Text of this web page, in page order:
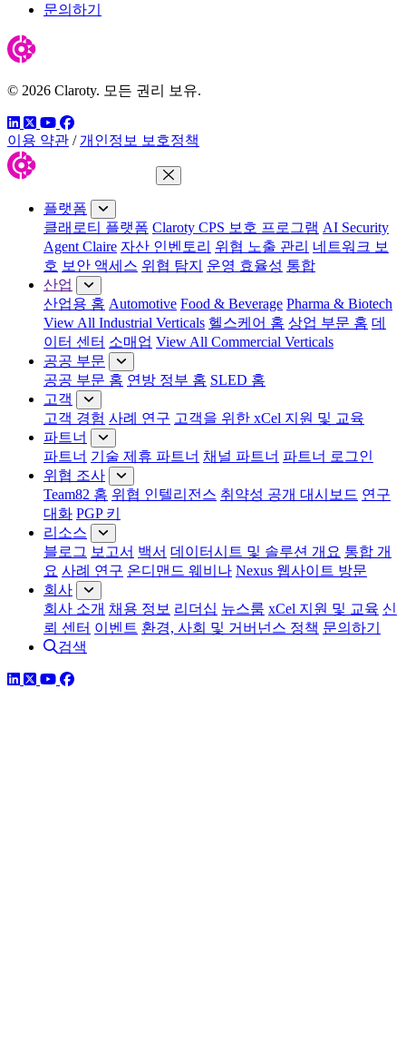
문의하기
© 2026 Claroty. 모든 권리 보유.
링크드인
트위터유튜브
페이스북
이용 약관 / 개인정보 보호정책
메뉴 닫기
플랫폼
클래로티 플랫폼 Claroty CPS 보호 프로그램 AI Security
Agent Claire 자산 인벤토리 위협 노출 관리 네트워크 보
호 보안 액세스 위협 탐지 운영 효율성 통합
산업
산업용 홈 Automotive Food & Beverage Pharma & Biotech
View All Industrial Verticals 헬스케어 홈 상업 부문 홈 데
이터 센터 소매업 View All Commercial Verticals
공공 부문
공공 부문 홈 연방 정부 홈 SLED 홈
고객
고객 경험 사례 연구 고객을 위한 xCel 지원 및 교육
파트너
파트너 기술 제휴 파트너 채널 파트너 파트너 로그인
위협 조사
Team82 홈 위협 인텔리전스 취약성 공개 대시보드 연구
대화 PGP 키
리소스
블로그 보고서 백서 데이터시트 및 솔루션 개요 통합 개
요 사례 연구 온디맨드 웨비나 Nexus 웹사이트 방문
회사
회사 소개 채용 정보 리더십 뉴스룸 xCel 지원 및 교육 신
뢰 센터 이벤트 환경, 사회 및 거버넌스 정책 문의하기
검색
링크드인
트위터유튜브
페이스북